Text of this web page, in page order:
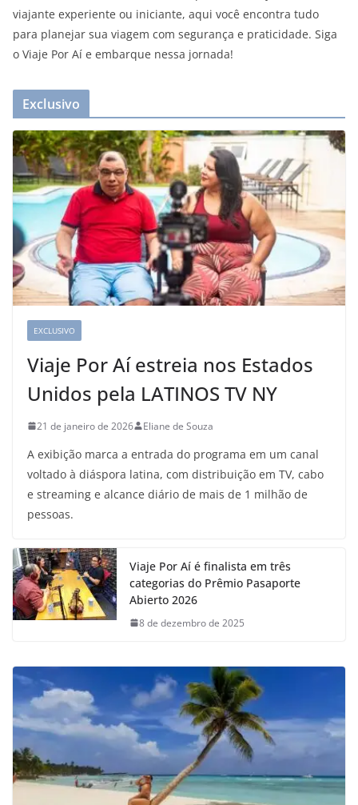
viajante experiente ou iniciante, aqui você encontra tudo
para planejar sua viagem com segurança e praticidade. Siga
o Viaje Por Aí e embarque nessa jornada!
Exclusivo
EXCLUSIVO
Viaje Por Aí estreia nos Estados
Unidos pela LATINOS TV NY
21 de janeiro de 2026 Eliane de Souza
A exibição marca a entrada do programa em um canal
voltado à diáspora latina, com distribuição em TV, cabo
e streaming e alcance diário de mais de 1 milhão de
pessoas.
Viaje Por Aí é finalista em três
categorias do Prêmio Pasaporte
Abierto 2026
8 de dezembro de 2025